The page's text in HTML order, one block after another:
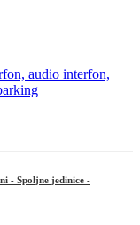
- Spoljne jedinice -